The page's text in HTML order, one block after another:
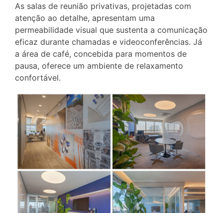
As salas de reunião privativas, projetadas com
atenção ao detalhe, apresentam uma
permeabilidade visual que sustenta a comunicação
eficaz durante chamadas e videoconferências. Já
a área de café, concebida para momentos de
pausa, oferece um ambiente de relaxamento
confortável.